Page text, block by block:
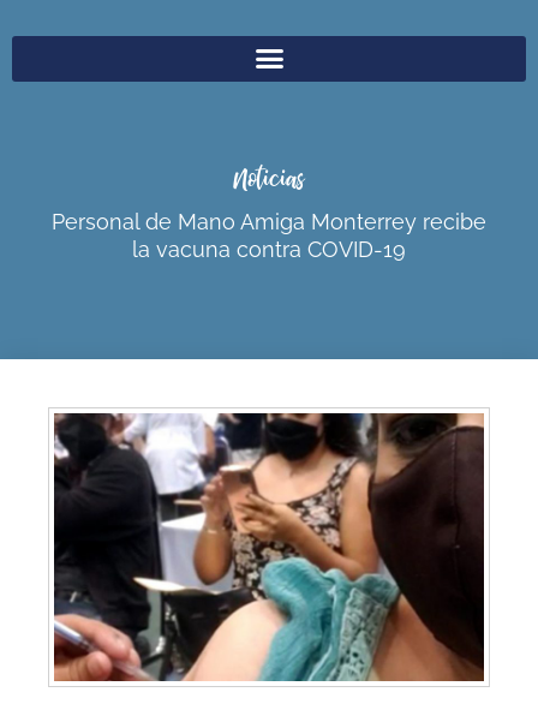
Noticias
Personal de Mano Amiga Monterrey recibe
la vacuna contra COVID-19